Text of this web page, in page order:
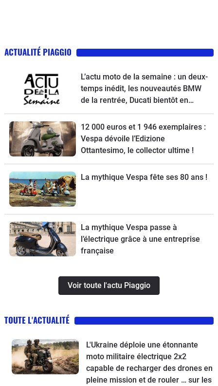
ACTUALITÉ PIAGGIO
L’actu moto de la semaine : un deux-
temps inédit, les nouveautés BMW
de la rentrée, Ducati bientôt en
vente, une Vespa spéciale et la
Kawasaki Z900 RS à l’essai
12 000 euros et 1 946 exemplaires :
Vespa dévoile l’Edizione
Ottantesimo, le collector ultime !
La mythique Vespa fête ses 80 ans !
La mythique Vespa passe à
l’électrique grâce à une entreprise
française
Voir toute l'actu Piaggio
TOUTE L'ACTUALITÉ
L'Ukraine déploie une étonnante
moto militaire électrique 2x2
capable de recharger des drones en
pleine mission et de rouler … sur les